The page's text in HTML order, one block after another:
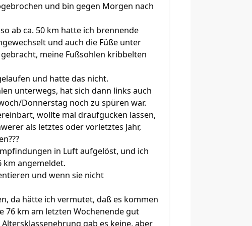
und bin gegen Morgen nach
ab ca. 50 km hatte ich brennende
und auch die Füße unter
meine Fußsohlen kribbelten
und hatte das nicht.
unterwegs, hat sich dann links auch
Donnerstag noch zu spüren war.
wollte mal draufgucken lassen,
als letztes oder vorletztes Jahr,
in Luft aufgelöst, und ich
angemeldet.
und wenn sie nicht
da hätte ich vermutet, daß es kommen
76 km am letzten Wochenende gut
gab es keine, aber